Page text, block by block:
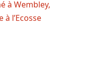
à Wembley,
l’Ecosse